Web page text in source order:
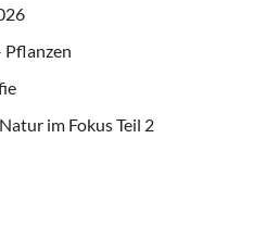
Pflanzen
im Fokus Teil 2